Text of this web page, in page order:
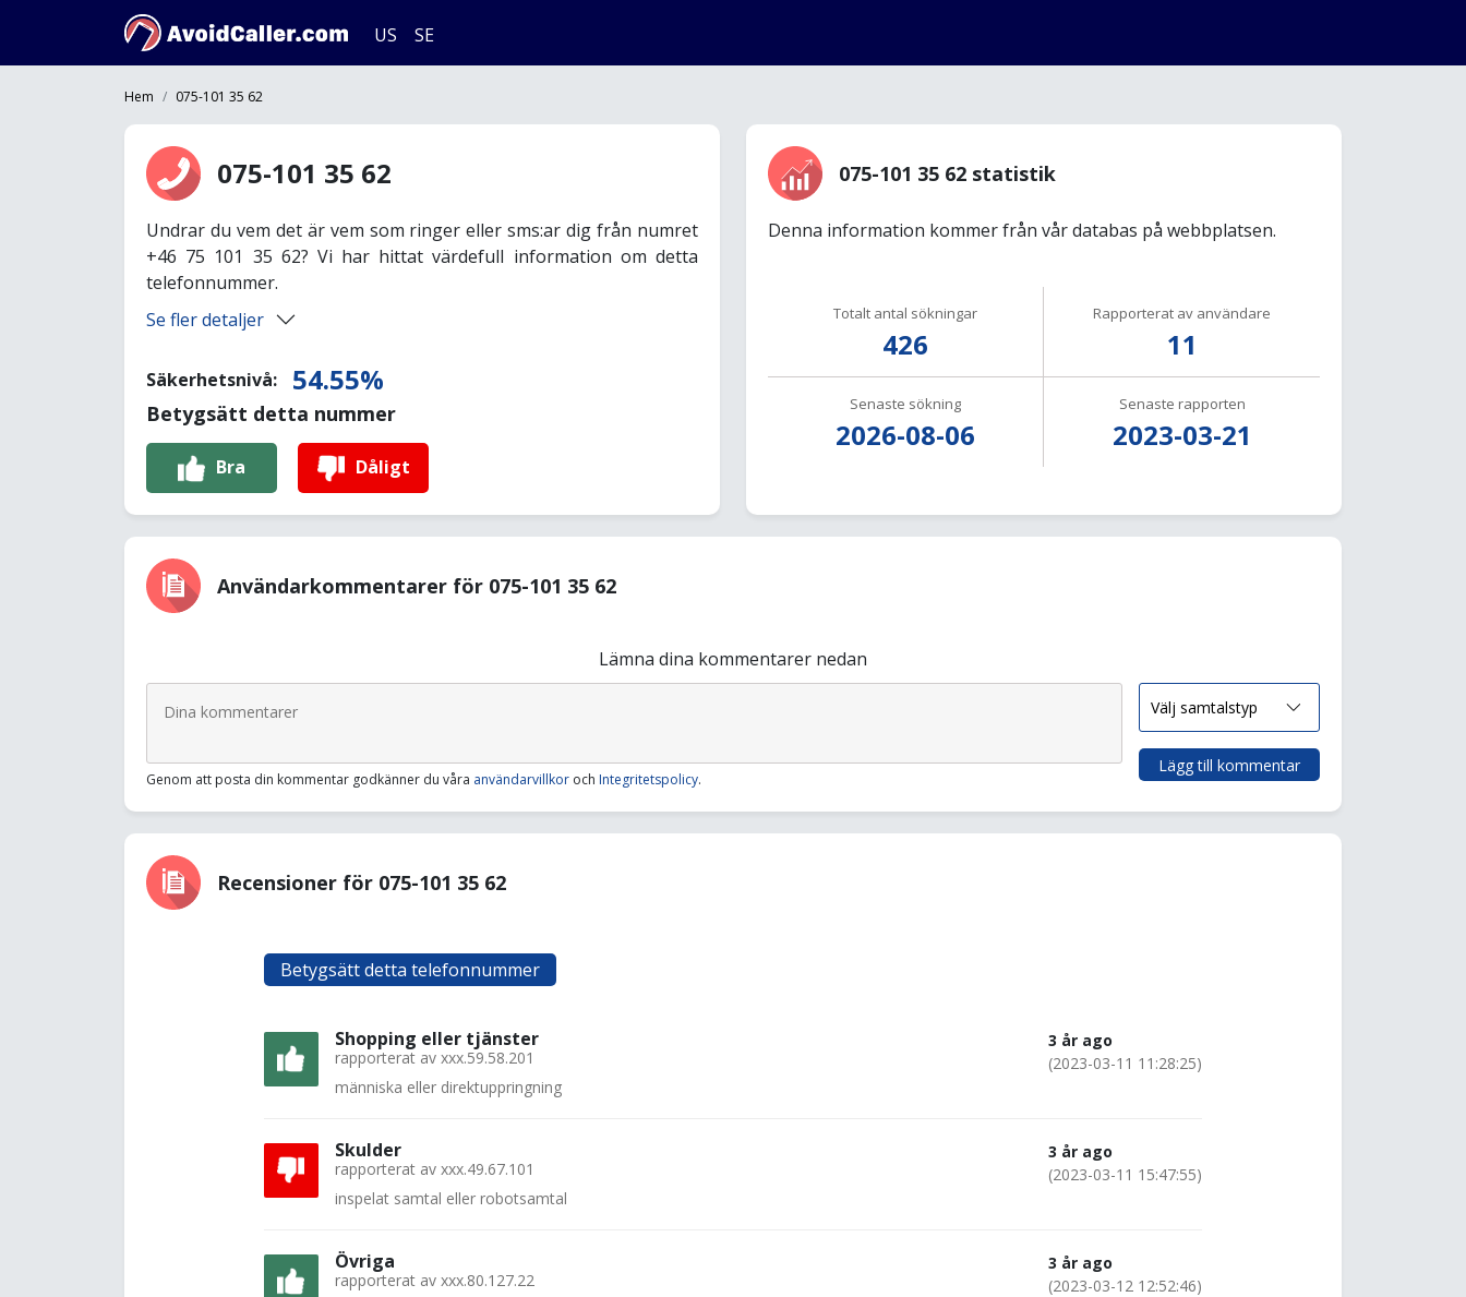
US SE
Hem 075-101 35 62
075-101 35 62
Undrar du vem det är vem som ringer eller sms:ar dig från numret
+46 75 101 35 62? Vi har hittat värdefull information om detta
telefonnummer.
Se fler detaljer
Säkerhetsnivå: 54.55%
Betygsätt detta nummer
Bra Dåligt
075-101 35 62 statistik
Denna information kommer från vår databas på webbplatsen.
Totalt antal sökningar
426
Rapporterat av användare
11
Senaste sökning
2026-08-06
Senaste rapporten
2023-03-21
Användarkommentarer för 075-101 35 62
Lämna dina kommentarer nedan
Genom att posta din kommentar godkänner du våra användarvillkor och Integritetspolicy.
Lägg till kommentar
Recensioner för 075-101 35 62
Betygsätt detta telefonnummer
Shopping eller tjänster
rapporterat av xxx.59.58.201
människa eller direktuppringning
3 år ago
(2023-03-11 11:28:25)
Skulder
rapporterat av xxx.49.67.101
inspelat samtal eller robotsamtal
3 år ago
(2023-03-11 15:47:55)
Övriga
rapporterat av xxx.80.127.22
3 år ago
(2023-03-12 12:52:46)